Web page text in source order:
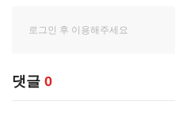
댓글 0